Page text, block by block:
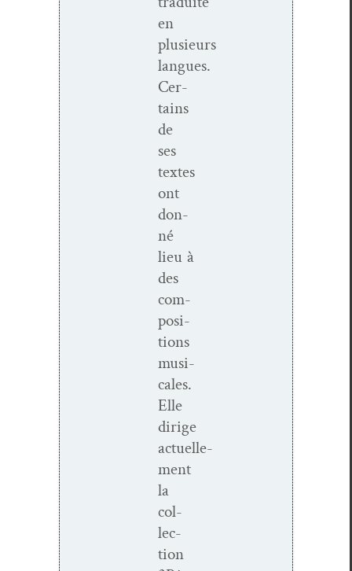
en
plusieurs
langues.
Cer­
tains
de
ses
textes
ont
don­
né
lieu à
des
com­
po­si­
tions
musi­
cales.
Elle
dirige
actuelle­
ment
la
col­
lec­
tion